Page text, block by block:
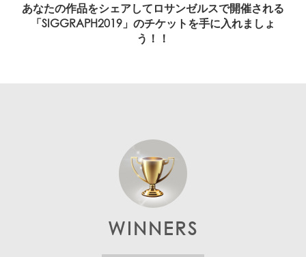
あなたの作品をシェアしてロサンゼルスで開催される
「SIGGRAPH2019」のチケットを手に入れましょ
う！！
WINNERS